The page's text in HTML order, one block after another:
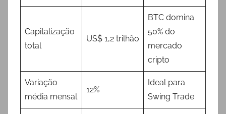
Capitalização
total
US$ 1,2 trilhão
BTC domina
50% do
mercado
cripto
Variação
média mensal
12%
Ideal para
Swing Trade